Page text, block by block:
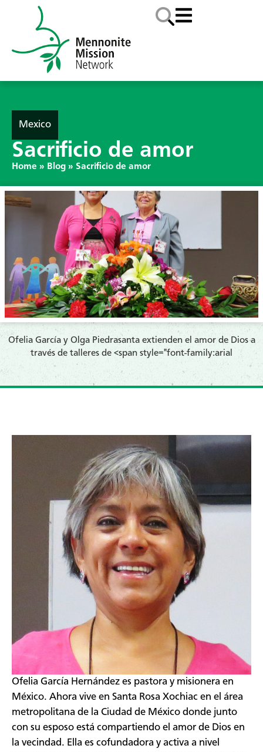
Mexico
Sacrificio de amor
Home » Blog » Sacrificio de amor
​Ofelia García y Olga Piedrasanta extienden el amor de Dios a
través de talleres de <span style="font-family:arial
​Ofelia García Hernández es pastora y misionera en
México. Ahora vive en Santa Rosa Xochiac en el área
metropolitana de la Ciudad de México donde junto
con su esposo está compartiendo el amor de Dios en
la vecindad. Ella es cofundadora y activa a nivel